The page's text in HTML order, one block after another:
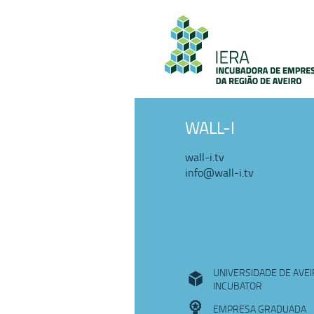
WALL-I
wall-i.tv
info@wall-i.tv
UNIVERSIDADE DE
INCUBATOR
EMPRESA GRADUADA